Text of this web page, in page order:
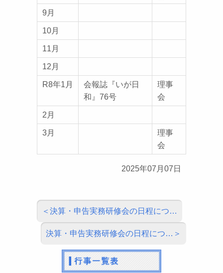
9月
10月
11月
12月
R8年1月
会報誌『いが日
和』76号
理事
会
2月
3月
理事
会
2025年07月07日
決算・申告実務研修会の日程につ…
決算・申告実務研修会の日程につ…